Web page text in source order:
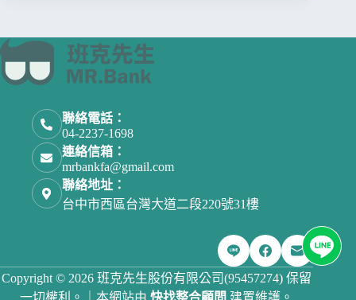
聯絡電話：
04-2237-1698
連絡信箱：
mrbankfa@gmail.com
聯絡地址：
台中市西區台灣大道二段220號31樓
Copyright © 2026 班克先生股份有限公司(95457274) 保留